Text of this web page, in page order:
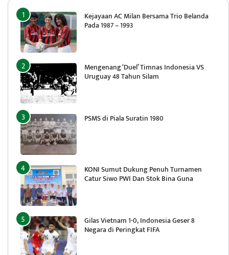
Kejayaan AC Milan Bersama Trio Belanda
Pada 1987 – 1993
Mengenang ‘Duel’ Timnas Indonesia VS
Uruguay 48 Tahun Silam
PSMS di Piala Suratin 1980
KONI Sumut Dukung Penuh Turnamen
Catur Siwo PWI Dan Stok Bina Guna
Gilas Vietnam 1-0, Indonesia Geser 8
Negara di Peringkat FIFA